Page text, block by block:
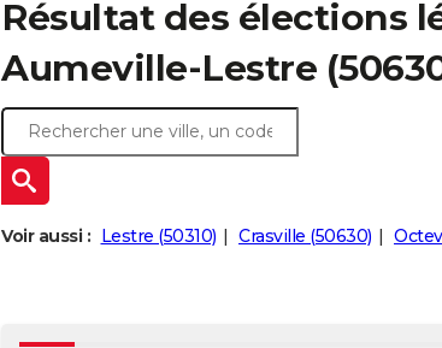
Résultat des élections
Aumeville-Lestre
Voir aussi : Lestre (50310) Crasville (50630)